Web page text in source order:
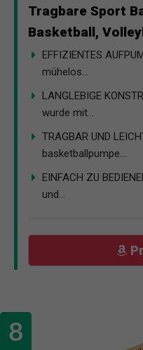
Tragbare Sport
Basketball,
EFFIZIENTES
mühelos...
LANGLEBIGE
wurde mit...
TRAGBAR UND
basketballpumpe...
EINFACH ZU
und...